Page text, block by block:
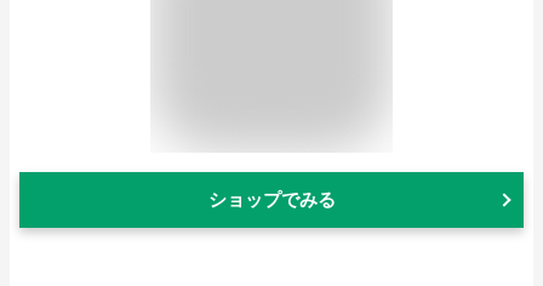
ショップでみる